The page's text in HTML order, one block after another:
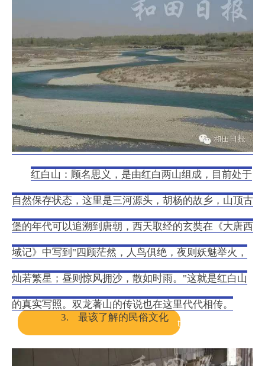
红白山： 顾名思义，是由红白两山组成，目前处于
自然保存状态，这里是三河源头，胡杨的故乡，山顶古
堡的年代可以追溯到唐朝，西天取经的玄奘在《大唐西
域记》中写到"四顾茫然，人鸟俱绝，夜则妖魅举火，
灿若繁星；昼则惊风拥沙，散如时雨。"这就是红白山
的真实写照。双龙著山的传说也在这里代代相传。
t
3. 最该了解的民俗文化